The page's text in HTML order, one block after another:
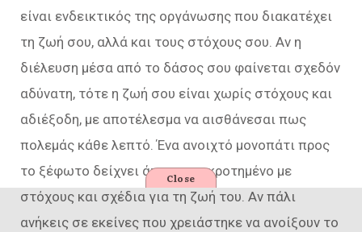
είναι ενδεικτικός της οργάνωσης που διακατέχει
τη ζωή σου, αλλά και τους στόχους σου. Αν η
διέλευση μέσα από το δάσος σου φαίνεται σχεδόν
αδύνατη, τότε η ζωή σου είναι χωρίς στόχους και
αδιέξοδη, με αποτέλεσμα να αισθάνεσαι πως
πολεμάς κάθε λεπτό. Ένα ανοιχτό μονοπάτι προς
το ξέφωτο δείχνει άτομο συγκροτημένο με
στόχους και σχέδια για τη ζωή του. Αν πάλι
ανήκεις σε εκείνες που χρειάστηκε να ανοίξουν το
Close